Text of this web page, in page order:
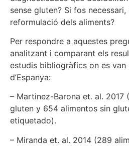
sense gluten? Si fos
reformulació dels aliments?
Per respondre a aquestes
analitzant i comparant els
estudis bibliogràfics on es
d’Espanya:
– Martinez-Barona et. al. 2017
gluten y 654 alimentos sin
etiquetado).
– Miranda et. al. 2014 (289